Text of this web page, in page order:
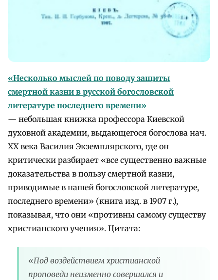
«Несколько мыслей по поводу защиты
смертной казни в русской богословской
литературе последнего времени»
— небольшая книжка профессора Киевской
духовной академии, выдающегося богослова нач.
XX века Василия Экземплярского, где он
критически разбирает «все существенно важные
доказательства в пользу смертной казни,
приводимые в нашей богословской литературе,
последнего времени» (книга изд. в 1907 г.),
показывая, что они «противны самому существу
христианского учения». Цитата:
«Под воздействием христианской
проповеди неизменно совершался и